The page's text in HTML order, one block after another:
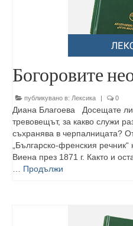
Богоровите
публикувано в: Лексика | 0
Диана Благоева Досещате ли
тревовещът, за какво служи
съхранява в черпалницата?
„Българско-френ­ския
Виена през 1871 г. Както и
Продължи